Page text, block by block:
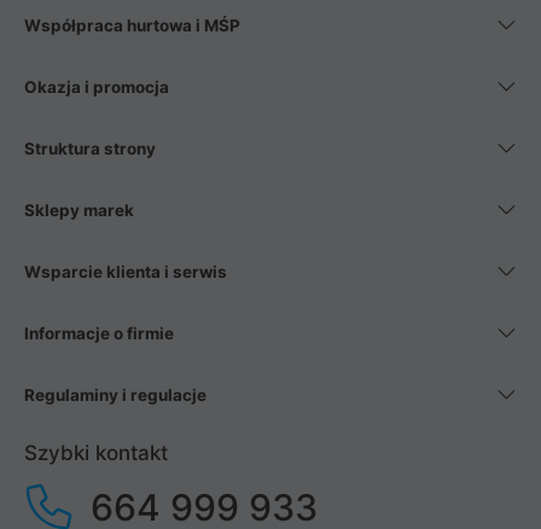
Współpraca hurtowa i MŚP
Okazja i promocja
Struktura strony
Sklepy marek
Wsparcie klienta i serwis
Informacje o firmie
Regulaminy i regulacje
Szybki kontakt
664 999 933